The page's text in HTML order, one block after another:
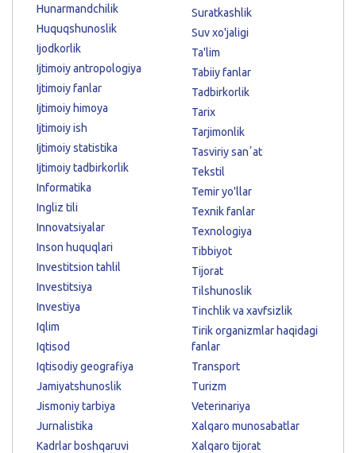
Hunarmandchilik
Huquqshunoslik
Ijodkorlik
Ijtimoiy antropologiya
Ijtimoiy fanlar
Ijtimoiy himoya
Ijtimoiy ish
Ijtimoiy statistika
Ijtimoiy tadbirkorlik
Informatika
Ingliz tili
Innovatsiyalar
Inson huquqlari
Investitsion tahlil
Investitsiya
Investiya
Iqlim
Iqtisod
Iqtisodiy geografiya
Jamiyatshunoslik
Jismoniy tarbiya
Jurnalistika
Kadrlar boshqaruvi
Suratkashlik
Suv xo'jaligi
Ta'lim
Tabiiy fanlar
Tadbirkorlik
Tarix
Tarjimonlik
Tasviriy sanʼat
Tekstil
Temir yo'llar
Texnik fanlar
Texnologiya
Tibbiyot
Tijorat
Tilshunoslik
Tinchlik va xavfsizlik
Tirik organizmlar haqidagi
fanlar
Transport
Turizm
Veterinariya
Xalqaro munosabatlar
Xalqaro tijorat